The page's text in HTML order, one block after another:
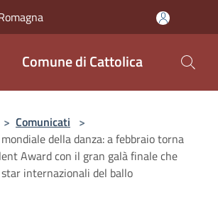
Comune di Cattolica
> Comunicati >
della danza: a febbraio torna
Award con il gran galà finale che
internazionali del ballo